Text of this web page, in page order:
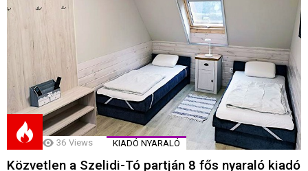
36 Views KIADÓ NYARALÓ
Közvetlen a Szelidi-Tó partján 8 fős nyaraló kiadó